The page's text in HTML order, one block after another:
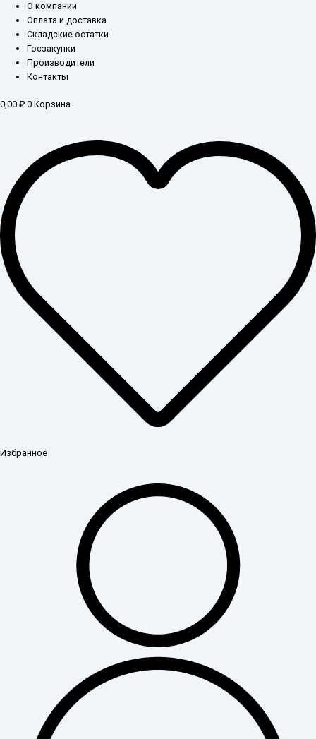
О компании
Оплата и доставка
Складские остатки
Госзакупки
Производители
Контакты
0,00 ₽ 0 Корзина
Избранное